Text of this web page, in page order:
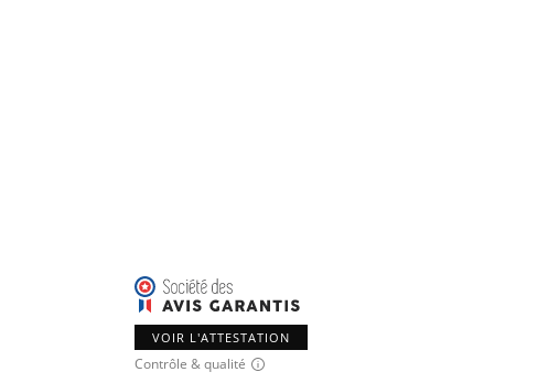
VOIR L'ATTESTATION
Contrôle & qualité